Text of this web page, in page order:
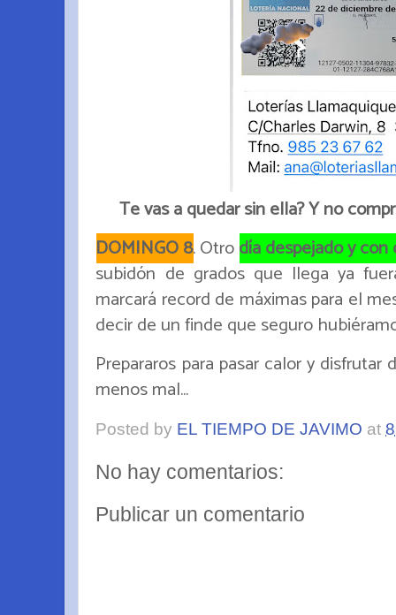
Te vas a quedar sin ella? Y no
DOMINGO 8. Otrodía despejado y con
subidón de grados que llega ya
marcará record de máximas para el
decir de un finde que seguro
Prepararos para pasar calor y
menos mal...
Posted by EL TIEMPO DE JAVIMO at
No hay comentarios:
Publicar un comentario